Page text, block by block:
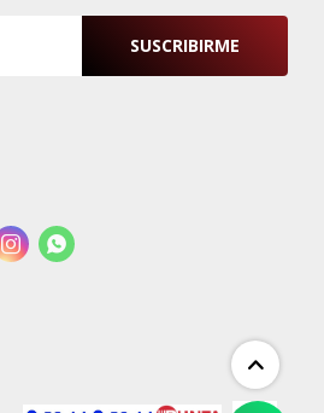
SUSCRIBIRME
 